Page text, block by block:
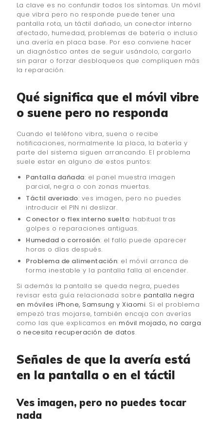
La clave es no confundir todos los síntomas. Un móvil
que vibra pero no responde puede tener una
pantalla rota, un táctil dañado, un conector interno
afectado, humedad, problemas de batería o incluso
una avería en placa base. Por eso conviene hacer
un diagnóstico antes de seguir usándolo, cargarlo
sin parar o forzar desbloqueos que compliquen más
la reparación.
Qué significa que el móvil vibre
o suene pero no responda
Cuando el teléfono vibra, suena o recibe
notificaciones, normalmente la placa, la batería y
parte del sistema siguen arrancando. El problema
suele estar en alguno de estos puntos:
Pantalla dañada: el panel muestra imagen
parcial, negra o con zonas muertas.
Táctil averiado: ves imagen, pero no puedes
introducir el PIN ni deslizar.
Conector o flex interno suelto: habitual tras
golpes o reparaciones antiguas.
Humedad o corrosión: el fallo puede aparecer
horas o días después.
Problema de alimentación: el móvil arranca de
forma inestable y la pantalla falla al encender.
Si además la pantalla se queda negra, puedes
revisar esta guía relacionada sobre pantalla negra
en móviles iPhone, Samsung y Xiaomi. Si el problema
empezó tras mojarse, también encaja con averías
como las que explicamos en móvil mojado, no carga
o necesita recuperación de datos.
Señales de que la avería está
en la pantalla o en el táctil
Ves imagen, pero no puedes tocar
nada